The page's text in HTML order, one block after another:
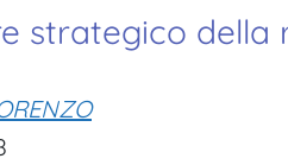
strategico della